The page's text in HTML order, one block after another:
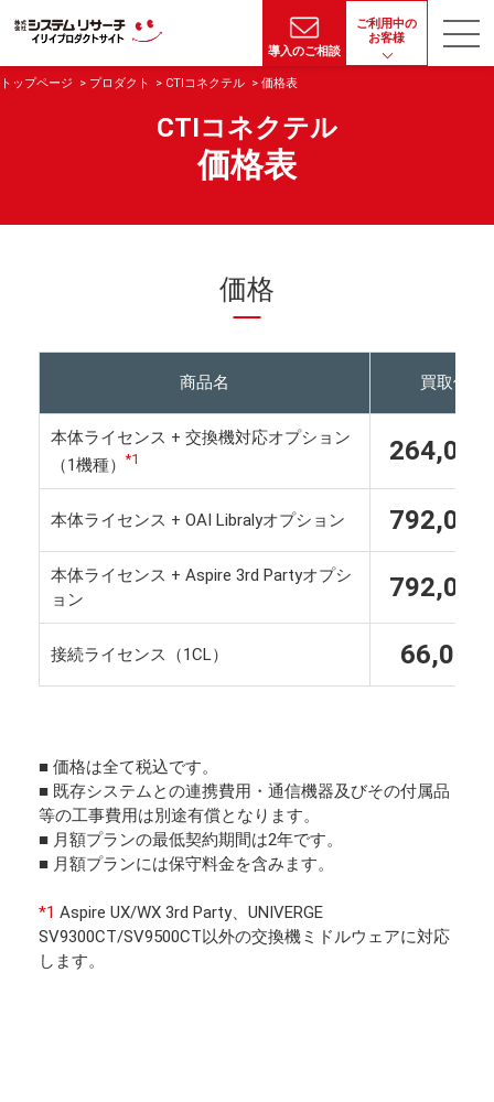
導入のご相談
ご利用中の
お客様
トップページ プロダクト CTIコネクテル 価格表
CTIコネクテル
価格表
価格
商品名 買取価格
本体ライセンス + 交換機対応オプション
（1機種） *1
本体ライセンス + OAI Libralyオプション
本体ライセンス + Aspire 3rd Partyオプシ
ョン
接続ライセンス（1CL） 66,000
■ 価格は全て税込です。
■ 既存システムとの連携費用・通信機器及びその付属品
等の工事費用は別途有償となります。
■ 月額プランの最低契約期間は2年です。
■ 月額プランには保守料金を含みます。
*1 Aspire UX/WX 3rd Party、UNIVERGE
SV9300CT/SV9500CT以外の交換機ミドルウェアに対応
します。